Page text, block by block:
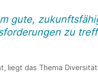
gute,
zu
liegt das Thema Diversität